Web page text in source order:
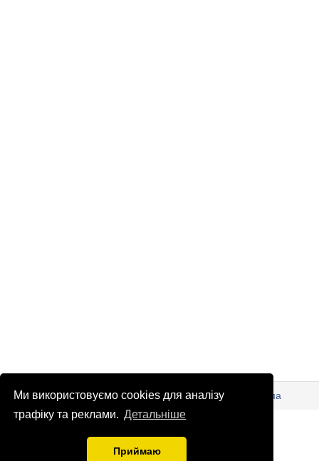
Ми використовуємо cookies для аналізу
трафіку та реклами. Детальніше
Приймаю
© Патріоти України 2026 Правова інформація
Реклама
info@patrioty.org.ua